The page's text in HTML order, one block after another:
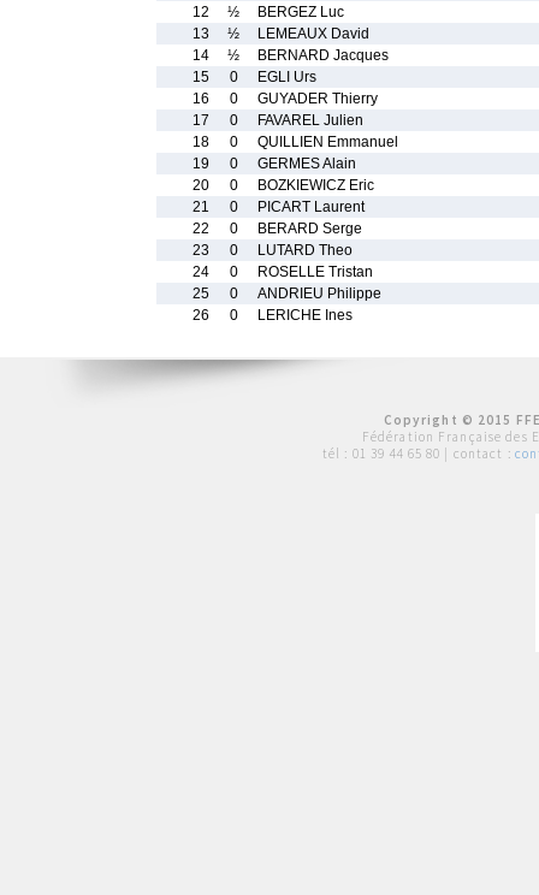
12
½
BERGEZ Luc
13
½
LEMEAUX David
14
½
BERNARD Jacques
15
0
EGLI Urs
16
0
GUYADER Thierry
17
0
FAVAREL Julien
18
0
QUILLIEN Emmanuel
19
0
GERMES Alain
20
0
BOZKIEWICZ Eric
21
0
PICART Laurent
22
0
BERARD Serge
23
0
LUTARD Theo
24
0
ROSELLE Tristan
25
0
ANDRIEU Philippe
26
0 LERICHE Ines
Copyright © 2015
Fédération Française des
tél : 01 39 44 65 80 | contact :